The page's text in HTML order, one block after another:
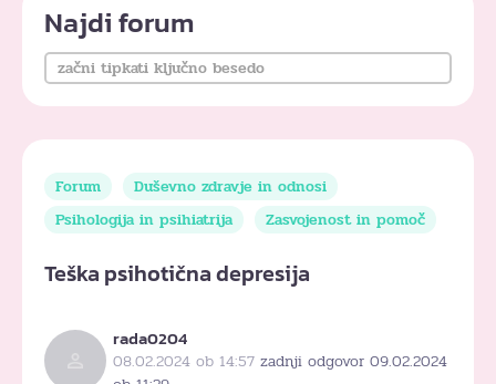
Najdi forum
Forum
Duševno zdravje in odnosi
Psihologija in psihiatrija
Zasvojenost in pomoč
Teška psihotična depresija
rada0204
08.02.2024 ob 14:57 zadnji odgovor 09.02.2024